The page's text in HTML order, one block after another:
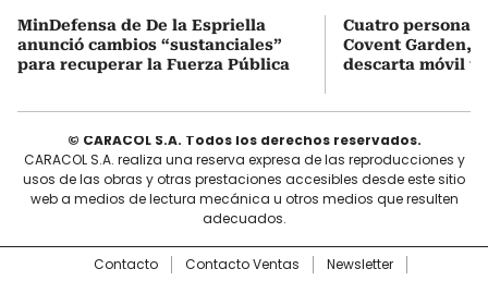
MinDefensa de De la Espriella
anunció cambios “sustanciales”
para recuperar la Fuerza Pública
Cuatro personas
Covent Garden,
descarta móvil
© CARACOL S.A. Todos los derechos reservados.
CARACOL S.A. realiza una reserva expresa de las reproducciones y
usos de las obras y otras prestaciones accesibles desde este sitio
web a medios de lectura mecánica u otros medios que resulten
adecuados.
Contacto Contacto Ventas
Newsletter